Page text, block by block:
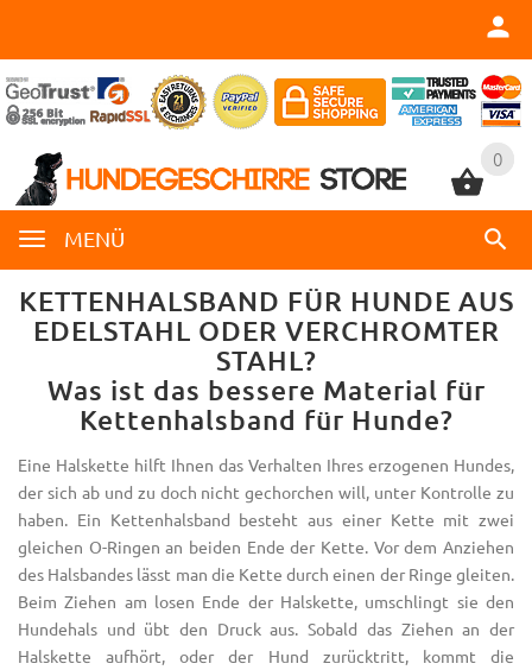
0
MENÜ
0
KETTENHALSBAND FÜR HUNDE AUS
EDELSTAHL ODER VERCHROMTER
STAHL?
Was ist das bessere Material für
Kettenhalsband für Hunde?
Eine Halskette hilft Ihnen das Verhalten Ihres erzogenen Hundes,
der sich ab und zu doch nicht gechorchen will, unter Kontrolle zu
haben. Ein Kettenhalsband besteht aus einer Kette mit zwei
gleichen O-Ringen an beiden Ende der Kette. Vor dem Anziehen
des Halsbandes lässt man die Kette durch einen der Ringe gleiten.
Beim Ziehen am losen Ende der Halskette, umschlingt sie den
Hundehals und übt den Druck aus. Sobald das Ziehen an der
Halskette aufhört, oder der Hund zurücktritt, kommt die